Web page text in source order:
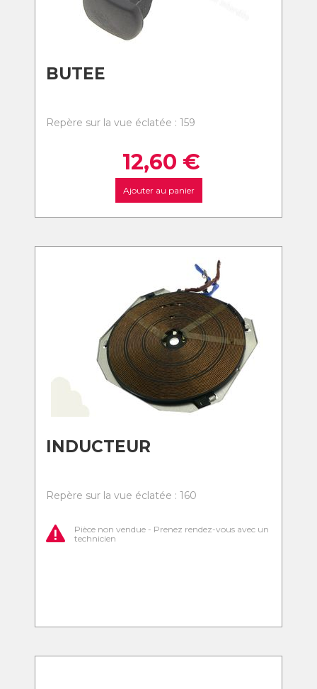
BUTEE
Repère sur la vue éclatée : 159
12,60 €
Ajouter au panier
INDUCTEUR
Repère sur la vue éclatée : 160
Pièce non vendue - Prenez rendez-vous avec un
technicien